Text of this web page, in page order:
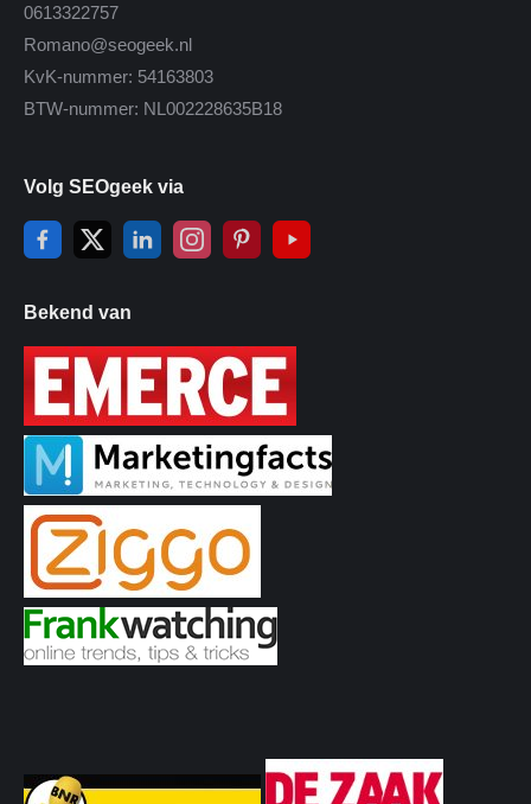
0613322757
Romano@seogeek.nl
KvK-nummer: 54163803
BTW-nummer: NL002228635B18
Volg SEOgeek via
Bekend van